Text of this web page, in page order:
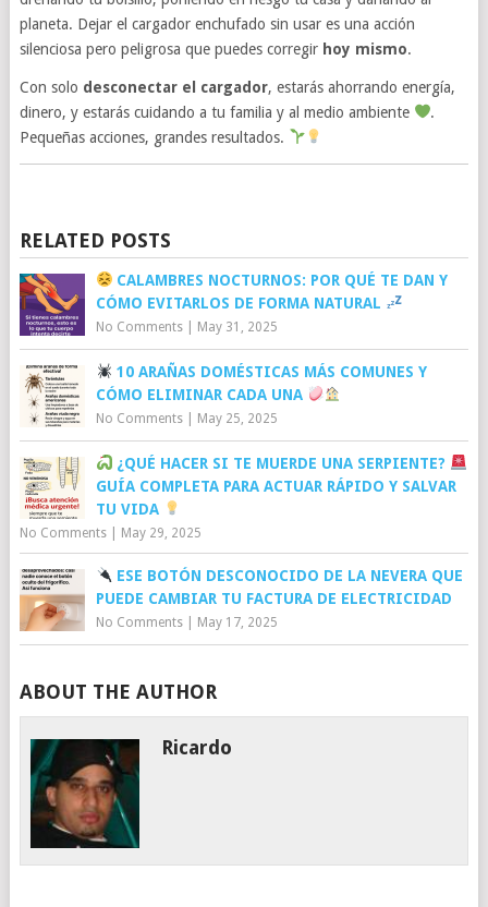
planeta. Dejar el cargador enchufado sin usar es una acción
silenciosa pero peligrosa que puedes corregir hoy mismo.
Con solo desconectar el cargador, estarás ahorrando energía,
dinero, y estarás cuidando a tu familia y al medio ambiente
.
Pequeñas acciones, grandes resultados.
RELATED POSTS
CALAMBRES NOCTURNOS: POR QUÉ TE DAN Y
CÓMO EVITARLOS DE FORMA NATURAL
No Comments| May 31, 2025
10 ARAÑAS DOMÉSTICAS MÁS COMUNES Y
CÓMO ELIMINAR CADA UNA
No Comments| May 25, 2025
¿QUÉ HACER SI TE MUERDE UNA SERPIENTE?
GUÍA COMPLETA PARA ACTUAR RÁPIDO Y SALVAR
TU VIDA
No Comments| May 29, 2025
ESE BOTÓN DESCONOCIDO DE LA NEVERA QUE
PUEDE CAMBIAR TU FACTURA DE ELECTRICIDAD
No Comments| May 17, 2025
ABOUT THE AUTHOR
Ricardo